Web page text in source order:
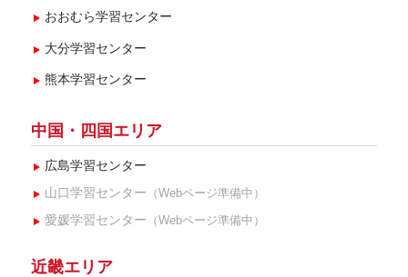
おおむら学習センター
大分学習センター
熊本学習センター
中国・四国エリア
広島学習センター
山口学習センター （Webページ準備中）
愛媛学習センター （Webページ準備中）
近畿エリア